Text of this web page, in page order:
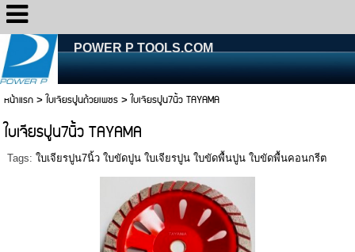
POWER P TOOLS.COM
หน้าแรก>ใบเจียรปูนถ้วยเพชร>ใบเจียรปูน7นิ้ว TAYAMA
ใบเจียรปูน7นิ้ว TAYAMA
Tags: ใบเจียรปูน7นิ้ว ใบขัดปูน ใบเจียรปูน ใบขัดพื้นปูน ใบขัดพื้นคอนกรีต